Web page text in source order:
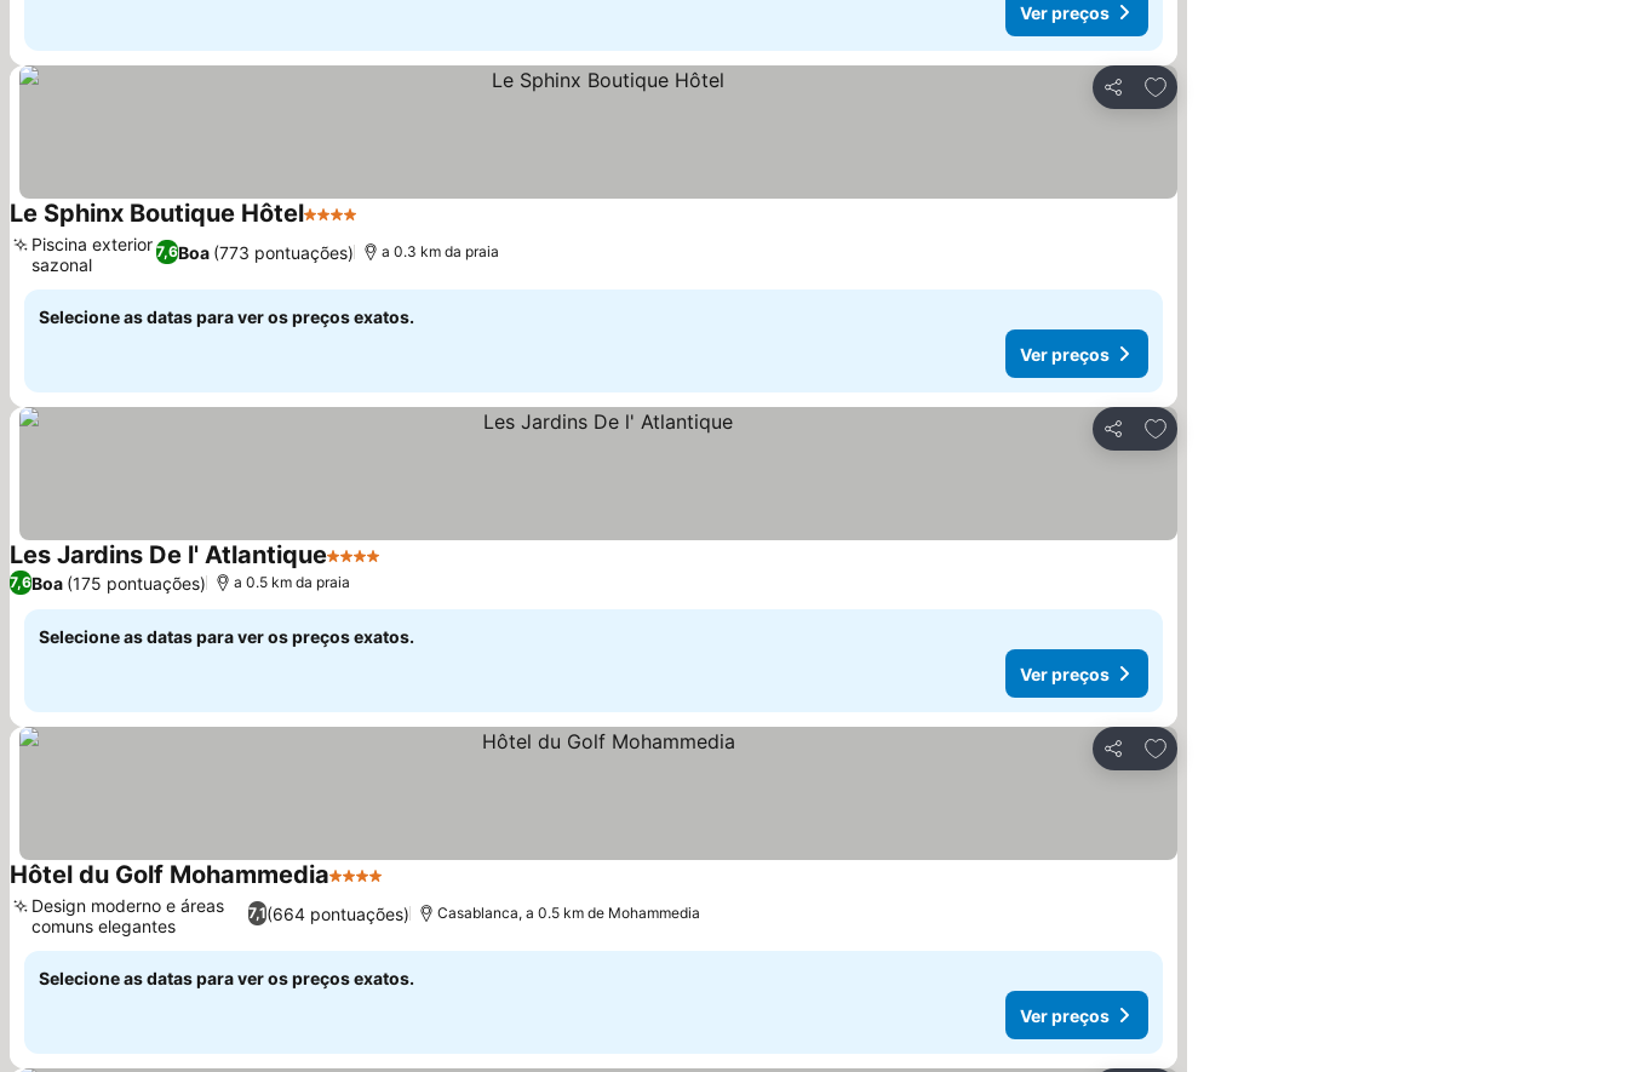
Ver preços
Partilhar
Adicionar aos favoritos
Le Sphinx Boutique Hôtel4 Estrelas
7,6Boa (773 pontuações)
Piscina exterior
sazonal
a 0.3 km da praia
Selecione as datas para ver os preços exatos.
Ver preços
Partilhar
Adicionar aos favoritos
Les Jardins De l' Atlantique4 Estrelas
7,6Boa (175 pontuações) a 0.5 km da praia
Selecione as datas para ver os preços exatos.
Ver preços
Partilhar
Adicionar aos favoritos
Hôtel du Golf Mohammedia4 Estrelas
7,1(664 pontuações)
Design moderno e áreas
comuns elegantes
Casablanca, a 0.5 km de Mohammedia
Selecione as datas para ver os preços exatos.
Ver preços